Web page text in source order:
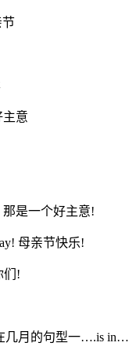
节
主意
那是一个好主意!
母亲节快乐!
们!
几月的句型一….is in…